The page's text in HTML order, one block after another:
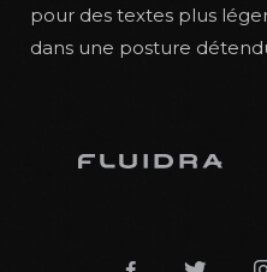
pour des textes plus
dans une posture